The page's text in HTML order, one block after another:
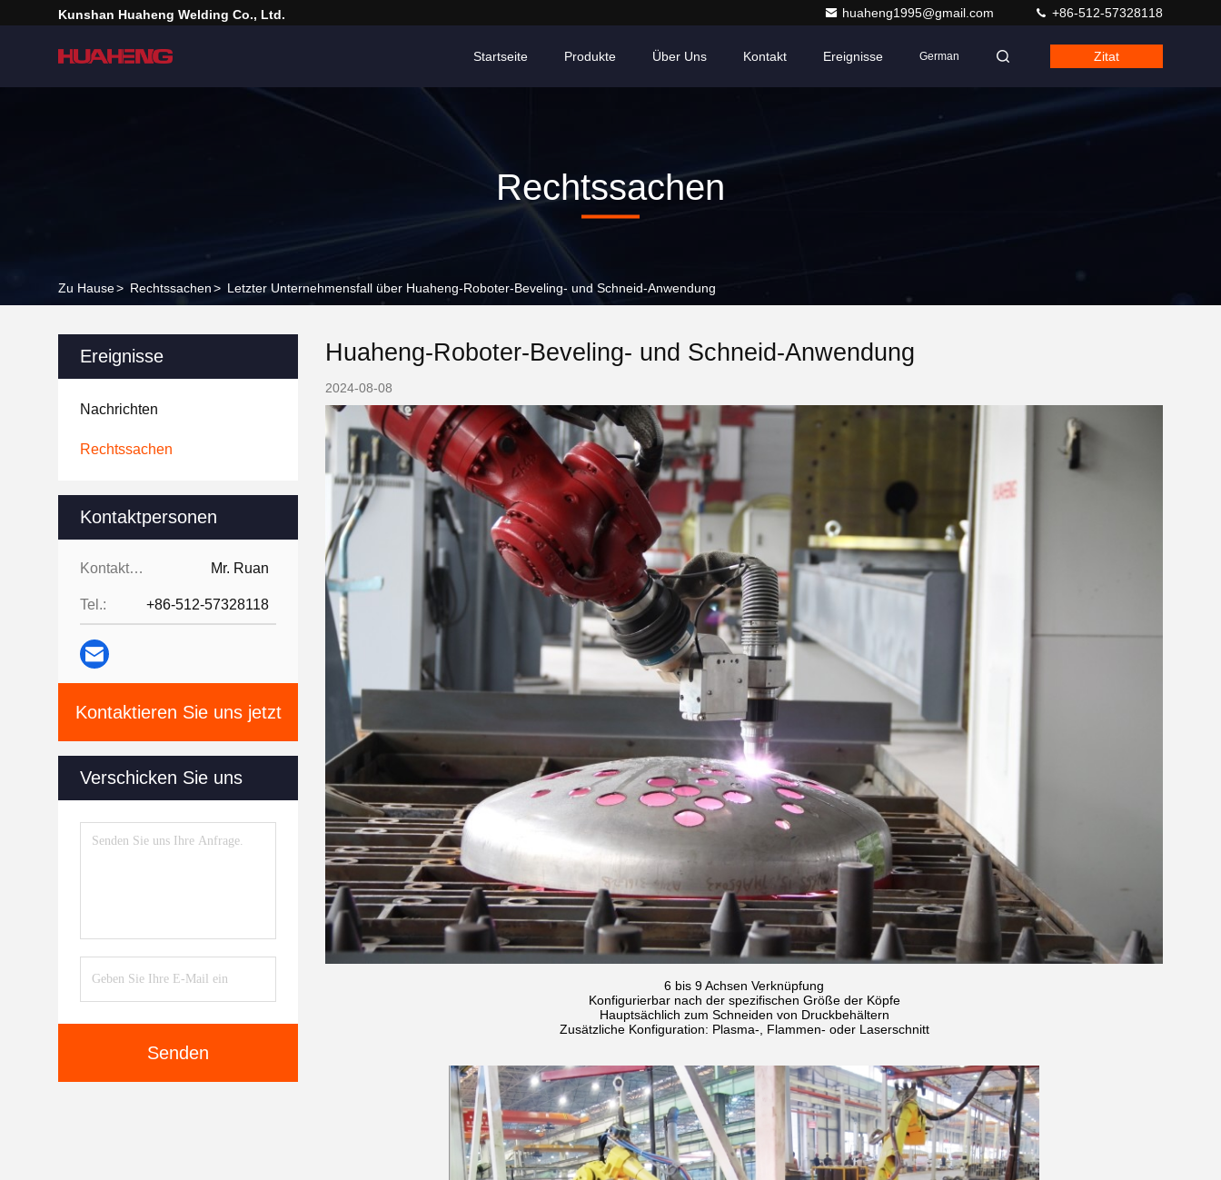
Kunshan Huaheng Welding Co., Ltd. huaheng1995@gmail.com +86-512-57328118
Startseite Produkte Über Uns Kontakt Ereignisse German Zitat
Rechtssachen
Zu Hause> Rechtssachen> Letzter Unternehmensfall über Huaheng-Roboter-Beveling- und Schneid-Anwendung
Ereignisse
Nachrichten
Rechtssachen
Kontaktpersonen
Kontaktpersonen: Mr. Ruan
Tel.: +86-512-57328118
Kontaktieren Sie uns jetzt
Verschicken Sie uns
Senden
Huaheng-Roboter-Beveling- und Schneid-Anwendung
2024-08-08
6 bis 9 Achsen Verknüpfung
Konfigurierbar nach der spezifischen Größe der Köpfe
Hauptsächlich zum Schneiden von Druckbehältern
Zusätzliche Konfiguration: Plasma-, Flammen- oder Laserschnitt